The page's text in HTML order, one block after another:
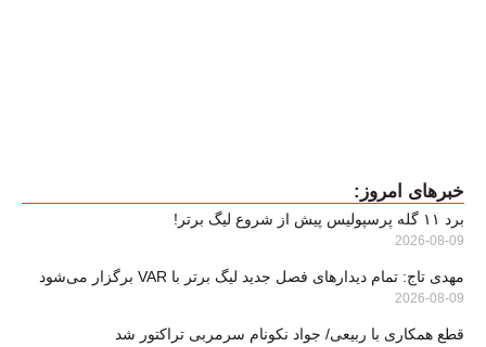
خبرهای امروز:
برد ۱۱ گله پرسپولیس پیش از شروع لیگ برتر!
2026-08-09
مهدی تاج: تمام دیدارهای فصل جدید لیگ برتر با VAR برگزار می‌شود
2026-08-09
قطع همکاری با ربیعی/ جواد نکونام سرمربی تراکتور شد